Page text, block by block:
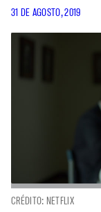
31 DE AGOSTO, 2019
CRÉDITO: NETFLIX